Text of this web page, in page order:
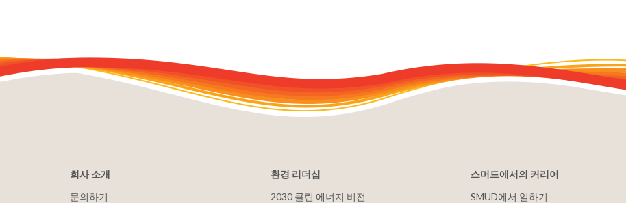
회사 소개
문의하기
환경 리더십
2030 클린 에너지 비전
스머드에서의 커리어
SMUD에서 일하기